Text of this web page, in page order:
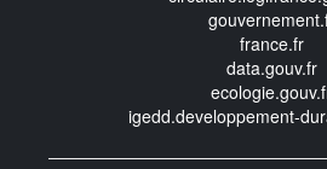
france.fr
data.gouv.fr
igedd.developpement-